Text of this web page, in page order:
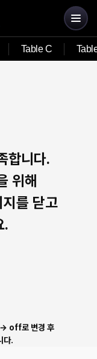
Table C